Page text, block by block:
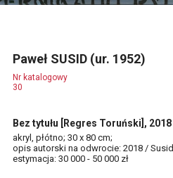
Paweł SUSID (ur. 1952)
Nr katalogowy
30
Bez tytułu [Regres Toruński], 2018
akryl, płótno; 30 x 80 cm;
opis autorski na odwrocie: 2018 / Susid
estymacja: 30 000 - 50 000 zł